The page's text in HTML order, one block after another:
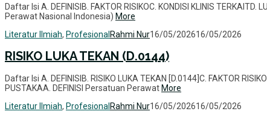
Daftar Isi A. DEFINISIB. FAKTOR RISIKOC. KONDISI KLINIS
Perawat Nasional Indonesia) More
Literatur Ilmiah, ProfesionalRahmi Nur16/05/202616/05/2026
RISIKO LUKA TEKAN (D.0144)
Daftar Isi A. DEFINISIB. RISIKO LUKA TEKAN [D.0144]C. FAKTOR
PUSTAKAA. DEFINISI Persatuan Perawat More
Literatur Ilmiah, Profesional Rahmi Nur16/05/202616/05/2026